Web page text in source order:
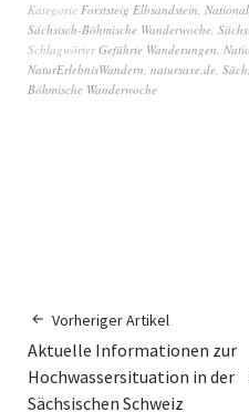
Kategorie Forststeig Elbsandstein,
Sächsisch-Böhmische Wanderwoche,
SchlagwörterGeführte Wanderungen,
NaturErlebnisWandern, natursaxe.de,
Böhmische Wanderwoche
Vorheriger Artikel
Aktuelle Informationen zur
Hochwassersituation in der
Sächsischen Schweiz